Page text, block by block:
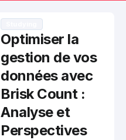
Optimiser la
gestion de vos
données avec
Brisk Count :
Analyse et
Perspectives